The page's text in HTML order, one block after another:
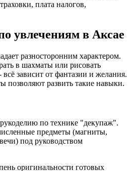
плата налогов,
увлечениям в Аксае
разносторонним характером.
в шахматы или рисовать
зависит от фантазии и желания.
позволяют развить такие навыки.
по технике "декупаж".
предметы (магниты,
под руководством
оригинальности готовых